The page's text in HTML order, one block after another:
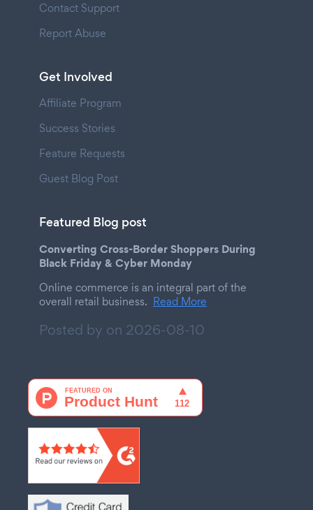
Contact Support
Report Abuse
Get Involved
Affiliate Program
Success Stories
Feature Requests
Guest Blog Post
Featured Blog post
Converting Cross-Border Shoppers During
Black Friday & Cyber Monday
Online commerce is an integral part of the
overall retail business. Read More
Posted by on 2026-08-10